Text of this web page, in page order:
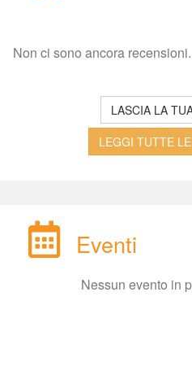
Non ci sono ancora
LASCIA LA
LEGGI TUTTE
Eventi
Nessun evento in